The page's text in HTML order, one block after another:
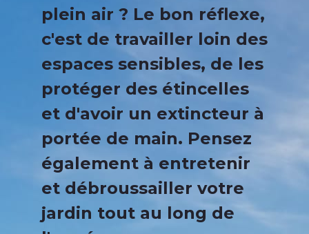
plein air ? Le bon réflexe,
c'est de travailler loin des
espaces sensibles, de les
protéger des étincelles
et d'avoir un extincteur à
portée de main. Pensez
également à entretenir
et débroussailler votre
jardin tout au long de